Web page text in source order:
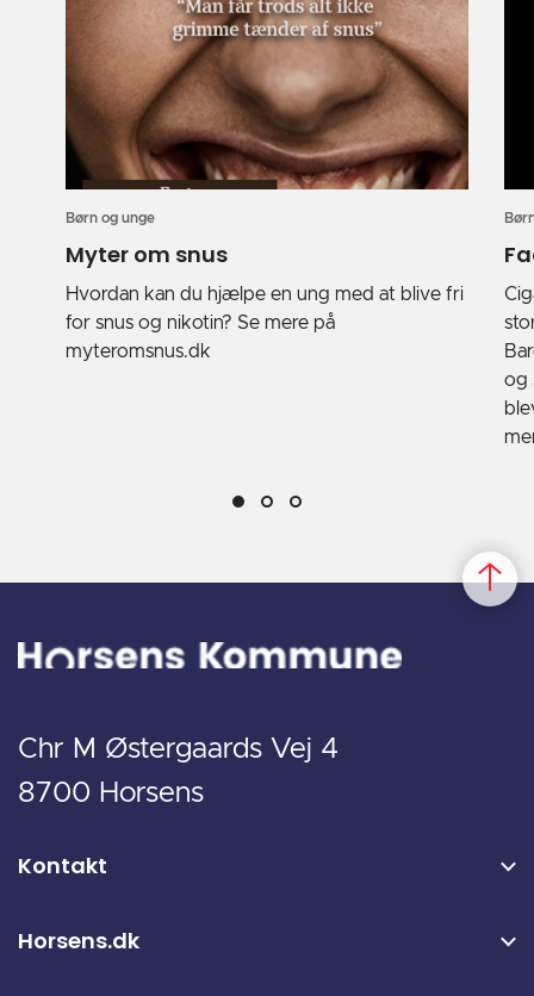
Børn og unge
Myter om snus
Hvordan kan du hjælpe en ung med at blive fri
for snus og nikotin? Se mere på
myteromsnus.dk
og
Chr M Østergaards Vej 4
8700 Horsens
Kontakt
Horsens.dk